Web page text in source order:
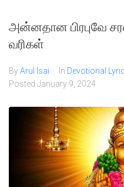
அன்னதான‌ பிரபுவே
வரிகள்
ByArul Isai In Devotional
Posted January 9, 2024